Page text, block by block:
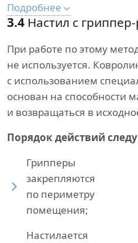
Подробнее
3.4 Настил с
При работе по этому
не используется.
с использованием
основан на способности
и возвращаться в
Порядок действий
Грипперы
закрепляются
по периметру
помещения;
Настилается